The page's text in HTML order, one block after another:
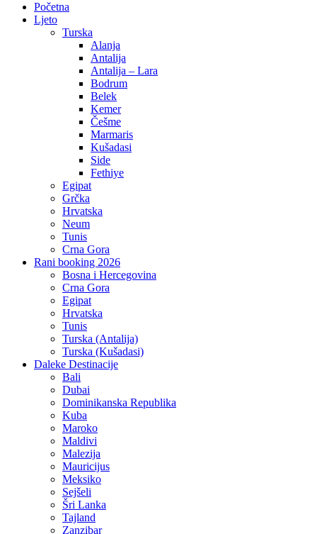
Početna
Ljeto
Turska
Alanja
Antalija
Antalija – Lara
Bodrum
Belek
Kemer
Češme
Marmaris
Kušadasi
Side
Fethiye
Egipat
Grčka
Hrvatska
Neum
Tunis
Crna Gora
Rani booking 2026
Bosna i Hercegovina
Crna Gora
Egipat
Hrvatska
Tunis
Turska (Antalija)
Turska (Kušadasi)
Daleke Destinacije
Bali
Dubai
Dominikanska Republika
Kuba
Maroko
Maldivi
Malezija
Mauricijus
Meksiko
Sejšeli
Šri Lanka
Tajland
Zanzibar